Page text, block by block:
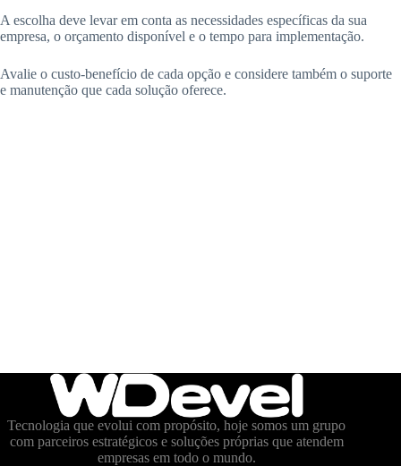
A escolha deve levar em conta as necessidades específicas da sua
empresa, o orçamento disponível e o tempo para implementação.
Avalie o custo-benefício de cada opção e considere também o suporte
e manutenção que cada solução oferece.
Tecnologia que evolui com propósito, hoje somos um grupo
com parceiros estratégicos e soluções próprias que atendem
empresas em todo o mundo.